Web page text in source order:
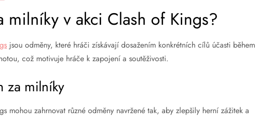
milníky v akci Clash of Kings?
jsou odměny, které hráči získávají dosažením konkrétních cílů účasti během
což motivuje hráče k zapojení a soutěživosti.
za milníky
mohou zahrnovat různé odměny navržené tak, aby zlepšily herní zážitek a